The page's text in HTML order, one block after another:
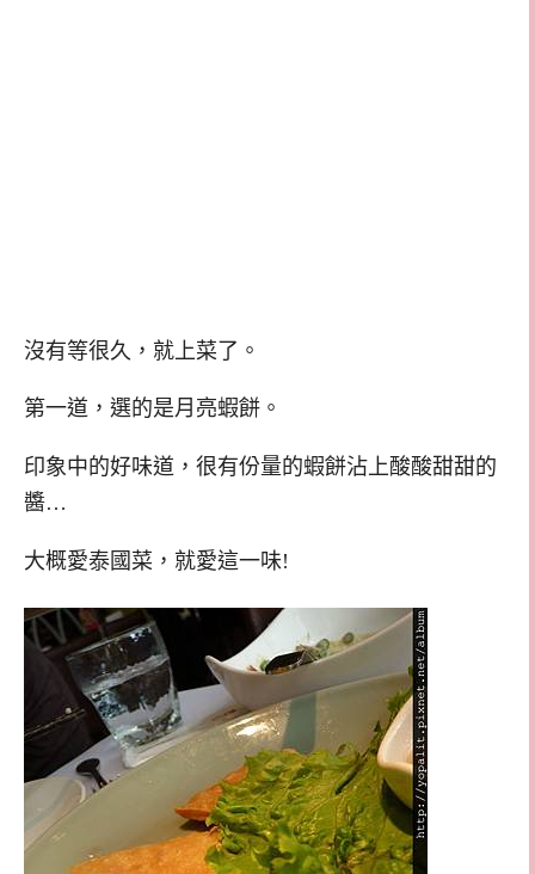
沒有等很久，就上菜了。
第一道，選的是月亮蝦餅。
印象中的好味道，很有份量的蝦餅沾上酸酸甜甜的
醬…
大概愛泰國菜，就愛這一味!